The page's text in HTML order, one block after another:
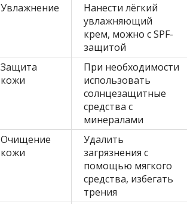
Увлажнение
Нанести лёгкий
увлажняющий
крем, можно с SPF-
защитой
Защита
кожи
При необходимости
использовать
солнцезащитные
средства с
минералами
Очищение
кожи
Удалить
загрязнения с
помощью мягкого
средства, избегать
трения